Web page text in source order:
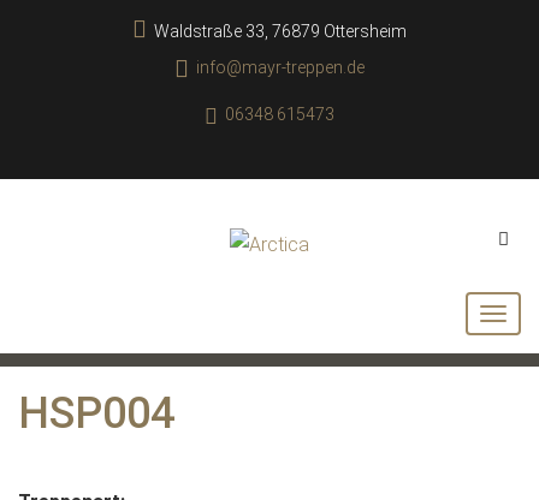
Waldstraße 33, 76879 Ottersheim
info@mayr-treppen.de
06348 615473
HSP004